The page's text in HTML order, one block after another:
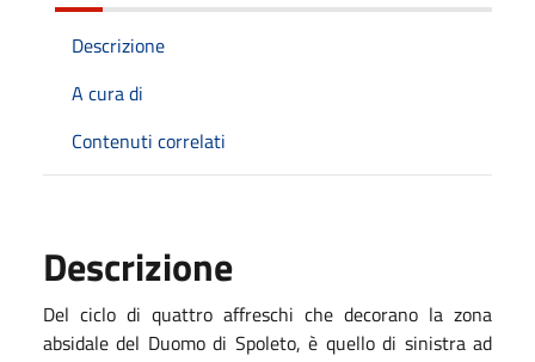
Descrizione
A cura di
Contenuti correlati
Descrizione
Del ciclo di quattro affreschi che decorano la zona
absidale del Duomo di Spoleto, è quello di sinistra ad